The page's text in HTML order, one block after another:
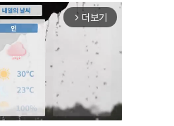
arrow_forward_ios 더보기